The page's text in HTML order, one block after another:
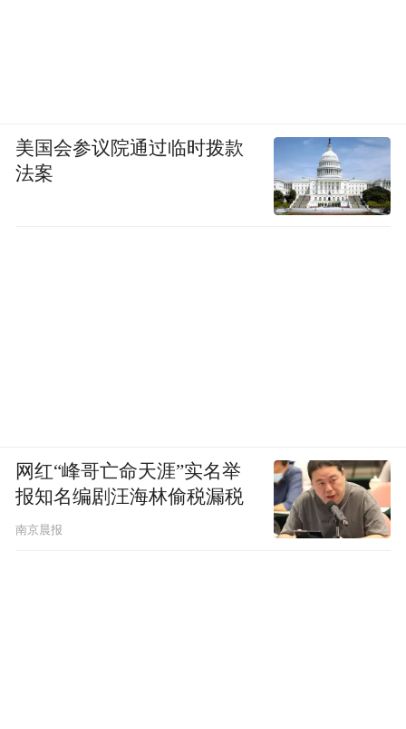
“特别声明：以上作品内容(包括在内的视频、图片或音
频)为凤凰网旗下自媒体平台“大风号”用户上传并发
布，本平台仅提供信息存储空间服务。
Notice: The content above (including the videos,
pictures and audios if any) is uploaded and posted
美国会参议院通过临时拨款
法案
网红“峰哥亡命天涯”实名举
报知名编剧汪海林偷税漏税
南京晨报